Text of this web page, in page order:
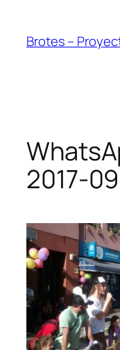
contenido
Brotes –
2017-